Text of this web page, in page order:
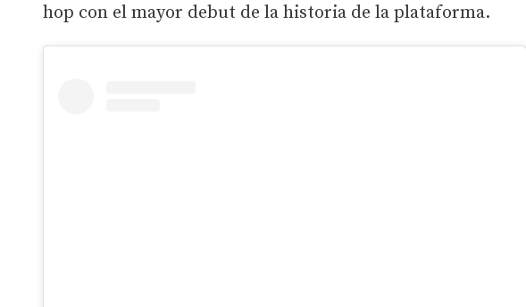
hop con el mayor debut de la historia de la plataforma.